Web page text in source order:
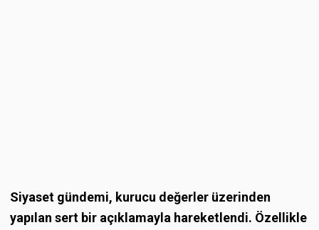
Siyaset gündemi, kurucu değerler üzerinden
yapılan sert bir açıklamayla hareketlendi. Özellikle